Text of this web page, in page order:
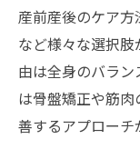
産前産
表で解説
骨盤矯
産前産
響
産前産後のケア
など様々な選択
由は全身のバラ
は骨盤矯正や筋
善するアプローチ